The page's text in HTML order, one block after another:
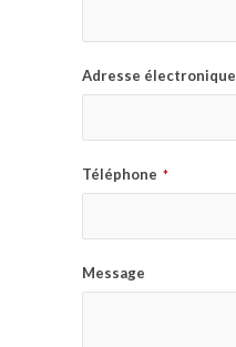
Adresse électronique
Téléphone *
Message